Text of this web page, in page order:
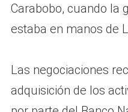
Carabobo, cuando la
estaba en manos de
Las negociaciones
adquisición de los